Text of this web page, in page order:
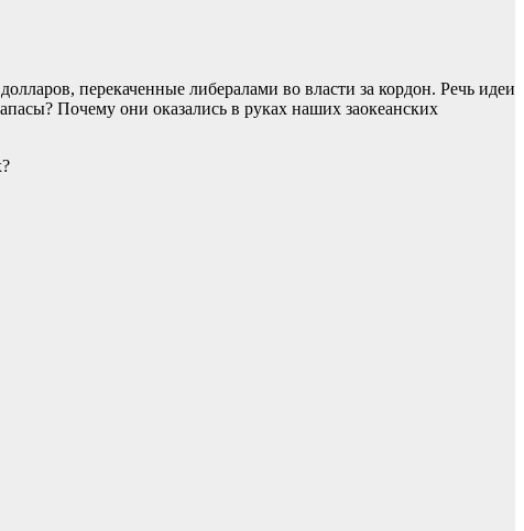
перекаченные либералами во власти за кордон. Речь идеи
Почему они оказались в руках наших заокеанских